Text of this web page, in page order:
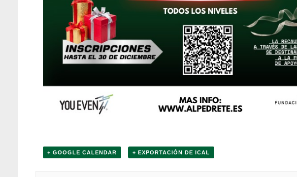
+ GOOGLE CALENDAR + EXPORTACIÓN DE ICAL